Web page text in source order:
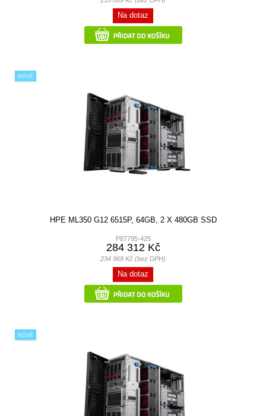
Na dotaz
NOVÉ
HPE ML350 G12 6515P, 64GB, 2 X 480GB SSD
P87795-425
284 312 Kč
234 969 Kč (bez DPH)
Na dotaz
NOVÉ